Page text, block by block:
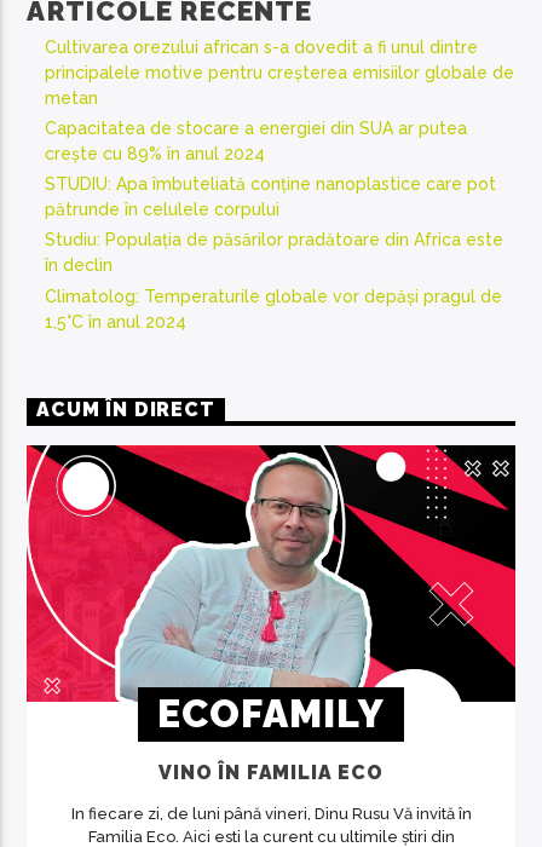
ARTICOLE RECENTE
Cultivarea orezului african s-a dovedit a fi unul dintre
principalele motive pentru creșterea emisiilor globale de
metan
Capacitatea de stocare a energiei din SUA ar putea
crește cu 89% în anul 2024
STUDIU: Apa îmbuteliată conține nanoplastice care pot
pătrunde în celulele corpului
Studiu: Populația de păsărilor pradătoare din Africa este
în declin
Climatolog: Temperaturile globale vor depăși pragul de
1,5°C în anul 2024
ACUM ÎN DIRECT
ECOFAMILY
VINO ÎN FAMILIA ECO
In fiecare zi, de luni până vineri, Dinu Rusu Vă invită în
Familia Eco. Aici esti la curent cu ultimile știri din